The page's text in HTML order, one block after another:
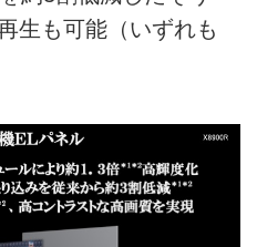
生も可能（いずれも